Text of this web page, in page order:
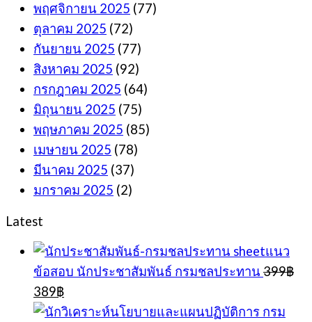
พฤศจิกายน 2025 (77)
ตุลาคม 2025 (72)
กันยายน 2025 (77)
สิงหาคม 2025 (92)
กรกฎาคม 2025 (64)
มิถุนายน 2025 (75)
พฤษภาคม 2025 (85)
เมษายน 2025 (78)
มีนาคม 2025 (37)
มกราคม 2025 (2)
Latest
sheetแนว
ข้อสอบ นักประชาสัมพันธ์ กรมชลประทาน 399฿
Original
price
389฿Current
price